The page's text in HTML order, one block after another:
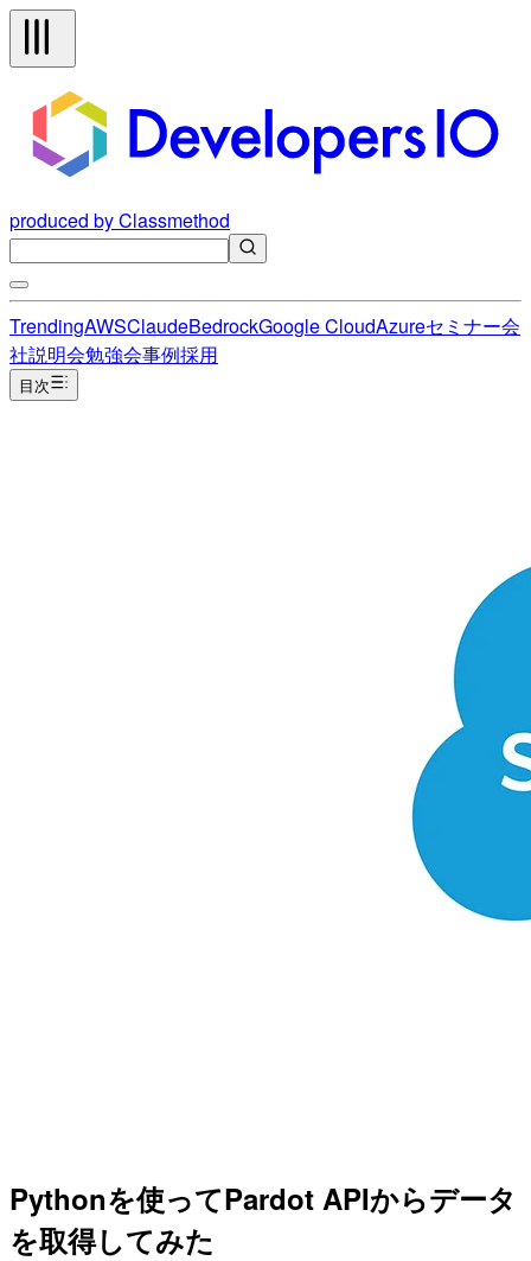
produced by Classmethod
TrendingAWSClaudeBedrockGoogle CloudAzureセミナー会
社説明会勉強会事例採用
目次
Pythonを使ってPardot APIからデータ
を取得してみた